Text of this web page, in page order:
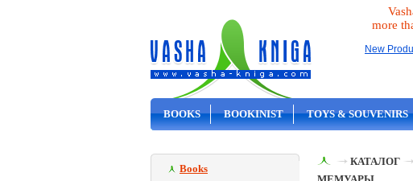
more
New
BOOKS BOOKINIST TOYS & SOUVENIRS
Books
КАТАЛОГ